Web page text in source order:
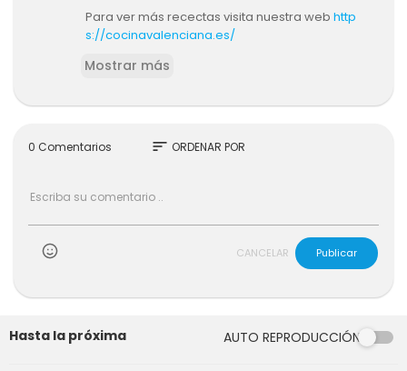
Para ver más recectas visita nuestra web http
s://cocinavalenciana.es/
Mostrar más
0 Comentarios sort ORDENAR POR
CANCELAR Publicar
Hasta la próxima AUTO REPRODUCCIÓN
03:01